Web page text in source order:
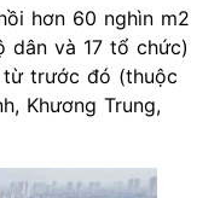
hơn 60 nghìn m2
dân và 17 tổ chức)
trước đó (thuộc
Khương Trung,